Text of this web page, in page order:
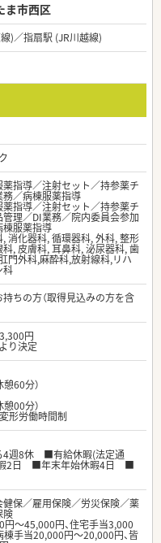
ま市西区
)／指扇駅 (JR川越線)
指導／注射セット／持参薬チ
／病棟服薬指導
指導／注射セット／持参薬チ
理／DI業務／院内委員会参加
服薬指導
, 消化器科, 循環器科, 外科, 整形
, 皮膚科, 耳鼻科, 泌尿器科, 歯
門外科,麻酔科,放射線科,リハ
科
ちの方（取得見込みの方を含
円
り決定
60分）
00分）
形労働時間制
4週8休 ■有給休暇(法定通
2日 ■年末年始休暇4日 ■
保／雇用保険／労災保険／薬
険
〜45,000円、住宅手当3,000
棟手当20,000円〜20,000円、皆